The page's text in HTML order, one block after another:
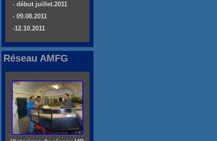
- début juillet.2011
- 09.08.2011
-12.10.2011
Réseau AMFG